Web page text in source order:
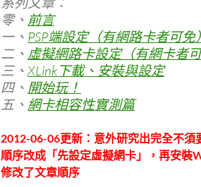
零、 前言
一、 PSP端設定（有網路卡者可免）
二、 虛擬網路卡設定（有網卡者可
三、XLink下載、安裝與設定
四、 開始玩！
五、 網卡相容性實測篇
2012-06-06更新：意外研究出完全不須
順序改成「先設定虛擬網卡」，再安裝
修改了文章順序